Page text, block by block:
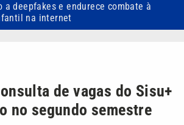
a deepfakes e endurece combate à
na internet
de vagas do Sisu+
no segundo semestre